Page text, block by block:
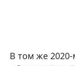
В том же